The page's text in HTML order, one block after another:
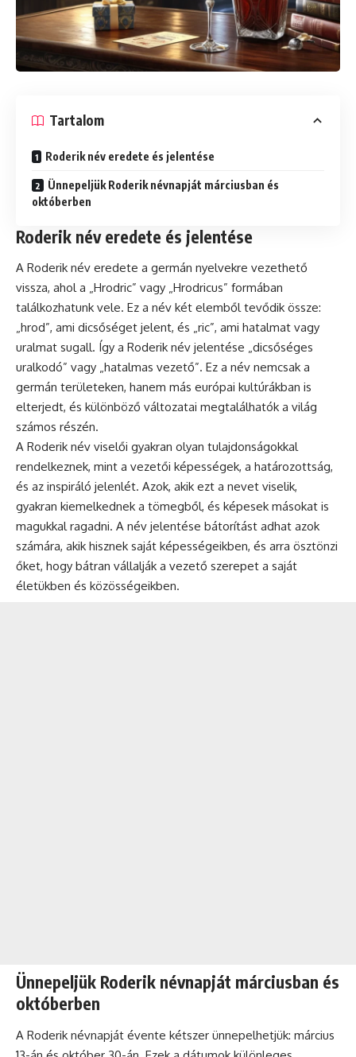
Tartalom
Roderik név eredete és jelentése
Ünnepeljük Roderik névnapját márciusban és
októberben
Roderik név eredete és jelentése
A Roderik név eredete a germán nyelvekre vezethető
vissza, ahol a „Hrodric” vagy „Hrodricus” formában
találkozhatunk vele. Ez a név két elemből tevődik össze:
„hrod”, ami dicsőséget jelent, és „ric”, ami hatalmat vagy
uralmat sugall. Így a Roderik név jelentése „dicsőséges
uralkodó” vagy „hatalmas vezető”. Ez a név nemcsak a
germán területeken, hanem más európai kultúrákban is
elterjedt, és különböző változatai megtalálhatók a világ
számos részén.
A Roderik név viselői gyakran olyan tulajdonságokkal
rendelkeznek, mint a vezetői képességek, a határozottság,
és az inspiráló jelenlét. Azok, akik ezt a nevet viselik,
gyakran kiemelkednek a tömegből, és képesek másokat is
magukkal ragadni. A név jelentése bátorítást adhat azok
számára, akik hisznek saját képességeikben, és arra ösztönzi
őket, hogy bátran vállalják a vezető szerepet a saját
életükben és közösségeikben.
Ünnepeljük Roderik névnapját márciusban és
októberben
A Roderik névnapját évente kétszer ünnepelhetjük: március